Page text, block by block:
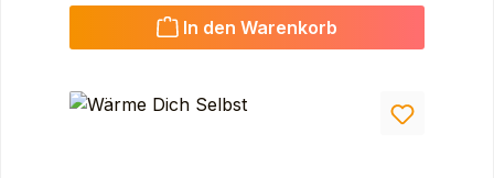
In den Warenkorb